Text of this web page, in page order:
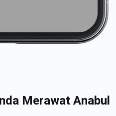
Merawat Anabul